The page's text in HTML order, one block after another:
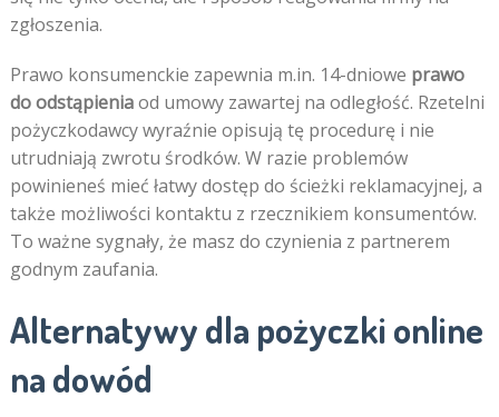
zgłoszenia.
Prawo konsumenckie zapewnia m.in. 14-dniowe prawo
do odstąpieniaod umowy zawartej na odległość. Rzetelni
pożyczkodawcy wyraźnie opisują tę procedurę i nie
utrudniają zwrotu środków. W razie problemów
powinieneś mieć łatwy dostęp do ścieżki reklamacyjnej, a
także możliwości kontaktu z rzecznikiem konsumentów.
To ważne sygnały, że masz do czynienia z partnerem
godnym zaufania.
Alternatywy dla pożyczki online
na dowód